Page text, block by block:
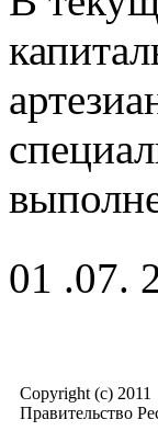
01 .07.
Copyright (c) 2011
Правительство